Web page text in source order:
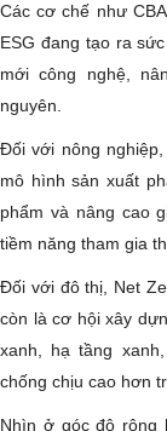
Các cơ chế như
ESG đang tạo ra
mới công nghệ,
nguyên.
Đối với nông
mô hình sản xuất
phẩm và nâng cao
tiềm năng tham gia
Đối với đô thị, Net
còn là cơ hội xây
xanh, hạ tầng
chống chịu cao hơn
Nhìn ở góc độ rộng